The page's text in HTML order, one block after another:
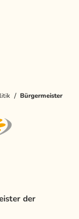
Bürgermeister
der